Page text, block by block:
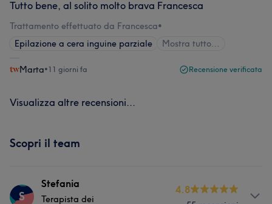
Tutto bene, al solito molto brava Francesca
Trattamento effettuato da Francesca•
Epilazione a cera inguine parziale
Mostra tutto…
Marta•11 giorni fa Recensione verificata
Visualizza altre recensioni...
Scopri il team
S
Stefania
Terapista dei
4.8